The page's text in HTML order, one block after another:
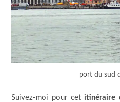
port du sud
Suivez-moi pour cet itinéraire